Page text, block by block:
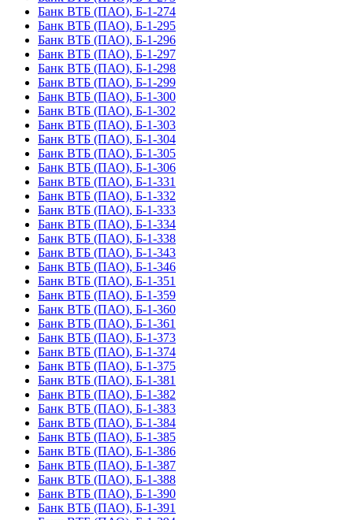
Банк ВТБ (ПАО), Б-1-274
Банк ВТБ (ПАО), Б-1-295
Банк ВТБ (ПАО), Б-1-296
Банк ВТБ (ПАО), Б-1-297
Банк ВТБ (ПАО), Б-1-298
Банк ВТБ (ПАО), Б-1-299
Банк ВТБ (ПАО), Б-1-300
Банк ВТБ (ПАО), Б-1-302
Банк ВТБ (ПАО), Б-1-303
Банк ВТБ (ПАО), Б-1-304
Банк ВТБ (ПАО), Б-1-305
Банк ВТБ (ПАО), Б-1-306
Банк ВТБ (ПАО), Б-1-331
Банк ВТБ (ПАО), Б-1-332
Банк ВТБ (ПАО), Б-1-333
Банк ВТБ (ПАО), Б-1-334
Банк ВТБ (ПАО), Б-1-338
Банк ВТБ (ПАО), Б-1-343
Банк ВТБ (ПАО), Б-1-346
Банк ВТБ (ПАО), Б-1-351
Банк ВТБ (ПАО), Б-1-359
Банк ВТБ (ПАО), Б-1-360
Банк ВТБ (ПАО), Б-1-361
Банк ВТБ (ПАО), Б-1-373
Банк ВТБ (ПАО), Б-1-374
Банк ВТБ (ПАО), Б-1-375
Банк ВТБ (ПАО), Б-1-381
Банк ВТБ (ПАО), Б-1-382
Банк ВТБ (ПАО), Б-1-383
Банк ВТБ (ПАО), Б-1-384
Банк ВТБ (ПАО), Б-1-385
Банк ВТБ (ПАО), Б-1-386
Банк ВТБ (ПАО), Б-1-387
Банк ВТБ (ПАО), Б-1-388
Банк ВТБ (ПАО), Б-1-390
Банк ВТБ (ПАО), Б-1-391